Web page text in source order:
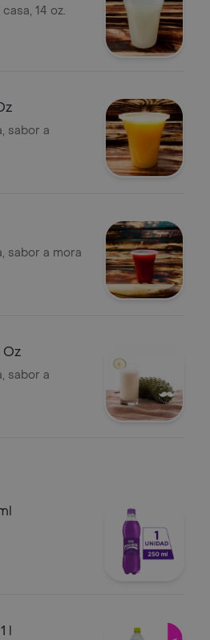
14 oz.
sabor a
sabor a mora
Oz
sabor a
l